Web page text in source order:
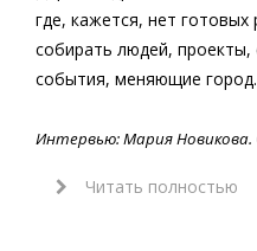
где, кажется, нет
собирать людей,
события, меняющие город.
Интервью: Мария
Читать полностью